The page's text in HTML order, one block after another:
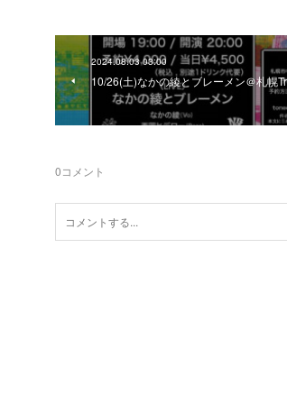
2024.08.03 03:00
10/26(土)なかの綾とブレーメン＠札幌
0コメント